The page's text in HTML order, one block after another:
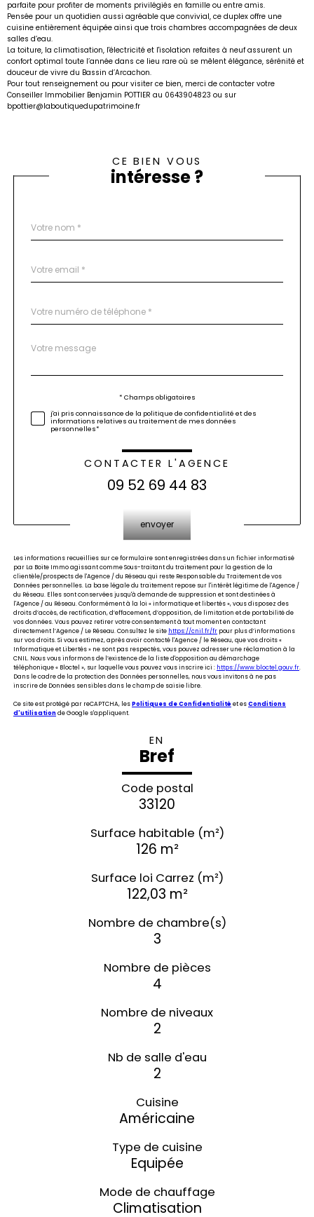
parfaite pour profiter de moments privilégiés en famille ou entre amis.
Pensée pour un quotidien aussi agréable que convivial, ce duplex offre une
cuisine entièrement équipée ainsi que trois chambres accompagnées de deux
salles d’eau.
La toiture, la climatisation, l'électricité et l'isolation refaites à neuf assurent un
confort optimal toute l’année dans ce lieu rare où se mêlent élégance, sérénité et
douceur de vivre du Bassin d’Arcachon.
Pour tout renseignement ou pour visiter ce bien, merci de contacter votre
Conseiller Immobilier Benjamin POTTIER au 0643904823 ou sur
bpottier@laboutiquedupatrimoine.fr
CE BIEN VOUS
intéresse ?
par
*
*
*
Fieldset
Message
*
* Champs obligatoires
j'ai pris connaissance de la politique de confidentialité et des
informations relatives au traitement de mes données
personnelles*
CONTACTER L'AGENCE
09 52 69 44 83
envoyer
Les informations recueillies sur ce formulaire sont enregistrées dans un fichier informatisé
par La Boite Immo agissant comme Sous-traitant du traitement pour la gestion de la
clientèle/prospects de l'Agence / du Réseau qui reste Responsable du Traitement de vos
Données personnelles. La base légale du traitement repose sur l'intérêt légitime de l'Agence /
du Réseau. Elles sont conservées jusqu'à demande de suppression et sont destinées à
l'Agence / au Réseau. Conformément à la loi « informatique et libertés », vous disposez des
droits d’accès, de rectification, d’effacement, d’opposition, de limitation et de portabilité de
vos données. Vous pouvez retirer votre consentement à tout moment en contactant
directement l’Agence / Le Réseau. Consultez le site https://cnil.fr/fr pour plus d’informations
sur vos droits. Si vous estimez, après avoir contacté l'Agence / le Réseau, que vos droits «
Informatique et Libertés » ne sont pas respectés, vous pouvez adresser une réclamation à la
CNIL. Nous vous informons de l’existence de la liste d'opposition au démarchage
téléphonique « Bloctel », sur laquelle vous pouvez vous inscrire ici : https://www.bloctel.gouv.fr.
Dans le cadre de la protection des Données personnelles, nous vous invitons à ne pas
inscrire de Données sensibles dans le champ de saisie libre.
Ce site est protégé par reCAPTCHA, lesPolitiques de Confidentialitéet esConditions
d'utilisationde Google s'appliquent.
EN
Bref
Code postal
33120
Surface habitable (m²)
126 m²
Surface loi Carrez (m²)
122,03 m²
Nombre de chambre(s)
3
Nombre de pièces
4
Nombre de niveaux
2
Nb de salle d'eau
2
Cuisine
Américaine
Type de cuisine
Equipée
Mode de chauffage
Climatisation